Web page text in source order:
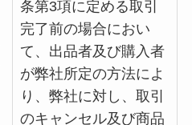
条第3項に定める取引
完了前の場合におい
て、出品者及び購入者
が弊社所定の方法によ
り、弊社に対し、取引
のキャンセル及び商品